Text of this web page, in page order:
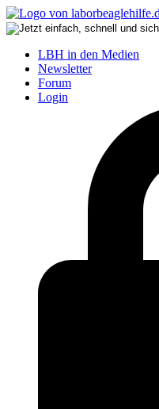
LBH in den Medien
Newsletter
Forum
Login